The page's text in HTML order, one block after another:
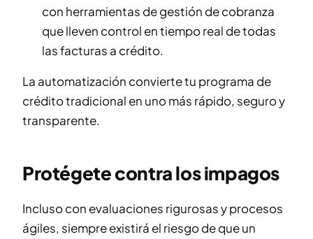
con herramientas de gestión de cobranza
que lleven control en tiempo real de todas
las facturas a crédito.
La automatización convierte tu programa de
crédito tradicional en uno más rápido, seguro y
transparente.
Protégete contra los impagos
Incluso con evaluaciones rigurosas y procesos
ágiles, siempre existirá el riesgo de que un